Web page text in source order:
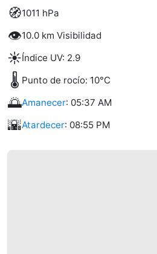
🧭1011 hPa
👁️10.0 km Visibilidad
☀️Índice UV: 2.9
🌡️ Punto de rocío: 10°C
🌅Amanecer: 05:37 AM
🌇Atardecer: 08:55 PM